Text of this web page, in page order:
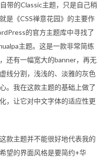
带的Classic主题，只是自己稍
是《CSS禅意花园》的主要作
的官方主题库中寻找了
主题。这是一款非常简练
还有一幅宽大的banner，再无
线分割，浅浅的、淡雅的灰色
。我在这款主题的基础上做了
，让它对中文字体的适应性更
款主题并不能很好地代表我的
望的界面风格是要简约+华